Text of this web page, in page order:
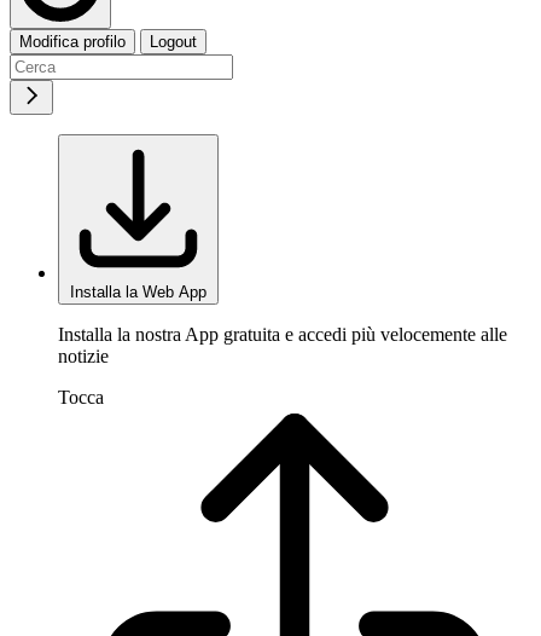
Modifica profilo Logout
Installa la Web App
Installa la nostra App gratuita e accedi più velocemente alle
notizie
Tocca